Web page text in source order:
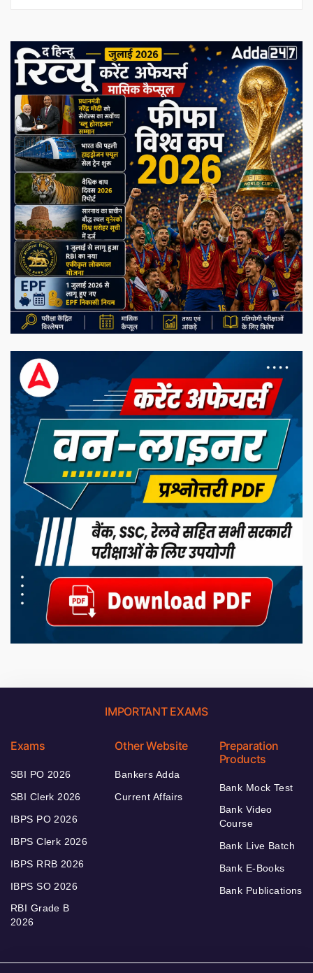
IMPORTANT EXAMS
Exams
SBI PO 2026
SBI Clerk 2026
IBPS PO 2026
IBPS Clerk 2026
IBPS RRB 2026
IBPS SO 2026
RBI Grade B
2026
Other Website
Bankers Adda
Current Affairs
Preparation
Products
Bank Mock Test
Bank Video
Course
Bank Live Batch
Bank E-Books
Bank Publications